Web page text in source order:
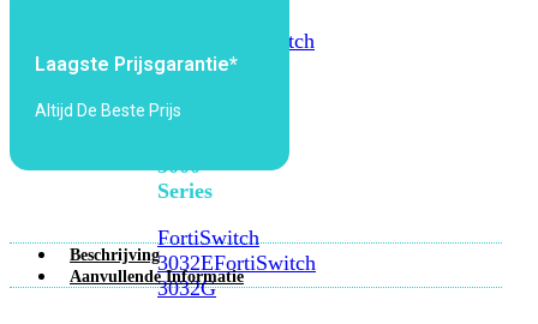
FortiSwitch
2048F-
3000
Series
FortiSwitch
3032EFortiSwitch
3032G
Laagste Prijsgarantie*
Altijd De Beste Prijs
Beschrijving
Aanvullende Informatie